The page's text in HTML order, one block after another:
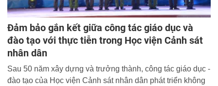
Đảm bảo gắn kết giữa công tác giáo dục và
đào tạo với thực tiễn trong Học viện Cảnh sát
nhân dân
Sau 50 năm xây dựng và trưởng thành, công tác giáo dục -
đào tạo của Học viện Cảnh sát nhân dân phát triển không